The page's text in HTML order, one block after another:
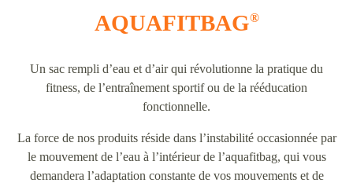
AQUAFITBAG®
Un sac rempli d’eau et d’air qui révolutionne la pratique du
fitness, de l’entraînement sportif ou de la rééducation
fonctionnelle.
La force de nos produits réside dans l’instabilité occasionnée par
le mouvement de l’eau à l’intérieur de l’aquafitbag, qui vous
demandera l’adaptation constante de vos mouvements et de